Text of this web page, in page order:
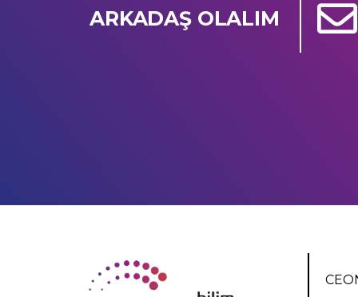
ARKADAŞ OLALIM